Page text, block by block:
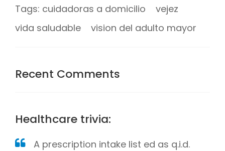
Tags: cuidadoras a domicilio
vejez
vida saludable
vision del adulto mayor
Recent Comments
Healthcare trivia:
A prescription intake list ed as q.i.d.